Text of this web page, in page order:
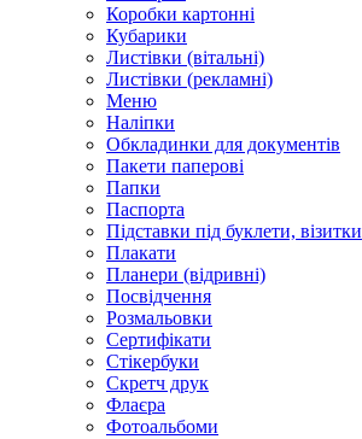
Коробки картонні
Кубарики
Листівки (вітальні)
Листівки (рекламні)
Меню
Наліпки
Обкладинки для документів
Пакети паперові
Папки
Паспорта
Підставки під буклети, візитки
Плакати
Планери (відривні)
Посвідчення
Розмальовки
Сертифікати
Стікербуки
Скретч друк
Флаєра
Фотоальбоми